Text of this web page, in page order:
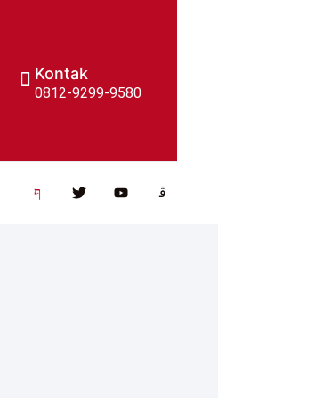
Kontak
0812-9299-9580​